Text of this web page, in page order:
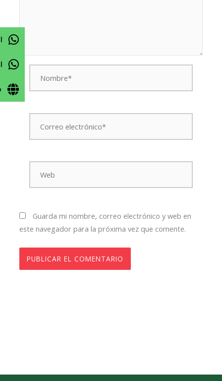
Nombre*
Correo
electrónico*
Web
Guarda mi nombre, correo electrónico y web en
este navegador para la próxima vez que comente.